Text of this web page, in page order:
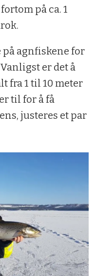
på ca. 1
på agnfiskene for
er det å
fra 1 til 10 meter
til for å få
justeres et par